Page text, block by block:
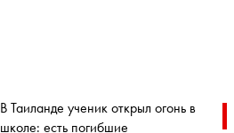
В Таиланде ученик открыл огонь в
школе: есть погибшие